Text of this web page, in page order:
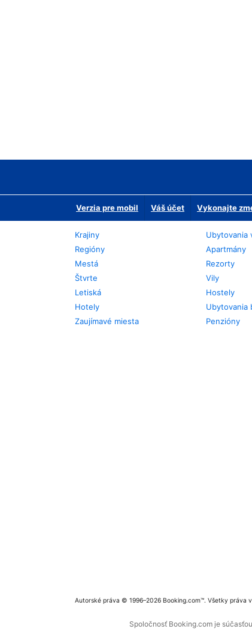
Verzia pre mobil Váš účet Vykonajte
Krajiny
Regióny
Mestá
Štvrte
Letiská
Hotely
Zaujímavé miesta
Ubytovania
Apartmány
Rezorty
Vily
Hostely
Ubytovania
Penzióny
Autorské práva © 1996–2026 Booking.com™. Všetky práva
Spoločnosť Booking.com je